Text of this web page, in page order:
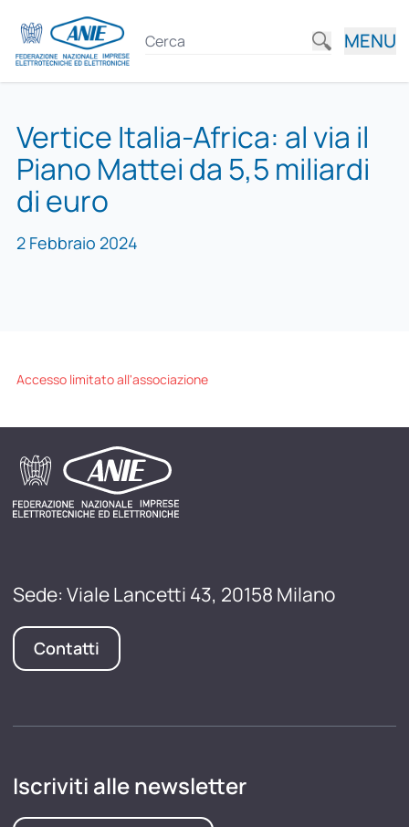
MENU
Vertice Italia-Africa: al via il
Piano Mattei da 5,5 miliardi
di euro
2 Febbraio 2024
Accesso limitato all'associazione
Sede: Viale Lancetti 43, 20158 Milano
Contatti
Iscriviti alle newsletter